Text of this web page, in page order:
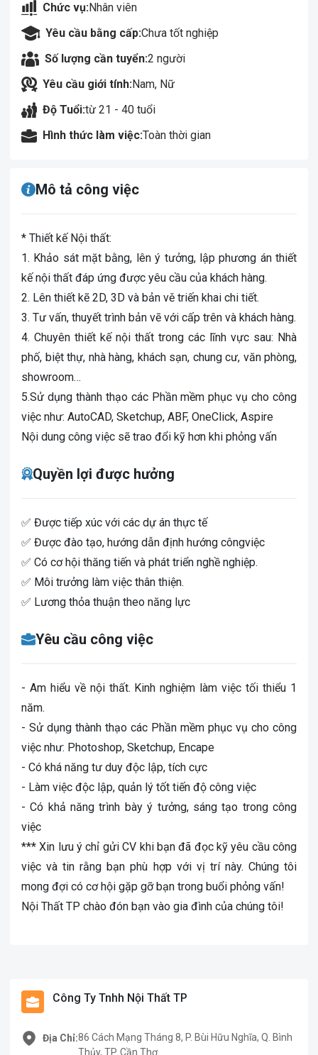
Chức vụ:Nhân viên
Yêu cầu bằng cấp:Chưa tốt nghiệp
Số lượng cần tuyển:2 người
Yêu cầu giới tính:Nam, Nữ
Độ Tuổi:từ 21 - 40 tuổi
Hình thức làm việc:Toàn thời gian
Mô tả công việc
* Thiết kế Nội thất:
1. Khảo sát mặt bằng, lên ý tưởng, lập phương án thiết
kế nội thất đáp ứng được yêu cầu của khách hàng.
2. Lên thiết kẽ 2D, 3D và bản vě triến khai chi tiết.
3. Tư vấn, thuyết trình bản vē với cấp trên và khách hàng.
4. Chuyên thiết kế nội thất trong các lĩnh vực sau: Nhà
phố, biệt thự, nhà hàng, khách sạn, chung cư, văn phòng,
showroom…
5.Sử dụng thành thạo các Phần mềm phục vụ cho công
việc như: AutoCAD, Sketchup, ABF, OneClick, Aspire
Nội dung công việc sẽ trao đổi kỹ hơn khi phỏng vấn
Quyền lợi được hưởng
✅ Được tiếp xúc với các dự án thực tế
✅ Được đào tạo, hướng dẫn định hướng côngviệc
✅ Có cơ hội thăng tiến và phát triển nghề nghiệp.
✅ Môi trưởng làm việc thân thiện.
✅ Lương thỏa thuận theo năng lực
Yêu cầu công việc
- Am hiểu về nội thất. Kinh nghiệm làm việc tối thiểu 1
năm.
- Sử dụng thành thạo các Phần mềm phục vụ cho công
việc như: Photoshop, Sketchup, Encape
- Có khá năng tư duy độc lập, tích cực
- Làm việc độc lập, quản lý tốt tiến độ công việc
- Có khả năng trình bày ý tưởng, sáng tạo trong công
việc
*** Xin lưu ý chỉ gửi CV khi bạn đã đọc kỹ yêu cầu công
việc và tin rằng bạn phù hợp với vị trí này. Chúng tôi
mong đợi có cơ hội gặp gỡ bạn trong buổi phỏng vấn!
Nội Thất TP chào đón bạn vào gia đình của chúng tôi!
Công Ty Tnhh Nội Thất TP
Địa Chỉ:86 Cách Mạng Tháng 8, P. Bùi Hữu Nghĩa, Q. Bình
Thủy, TP. Cần Thơ